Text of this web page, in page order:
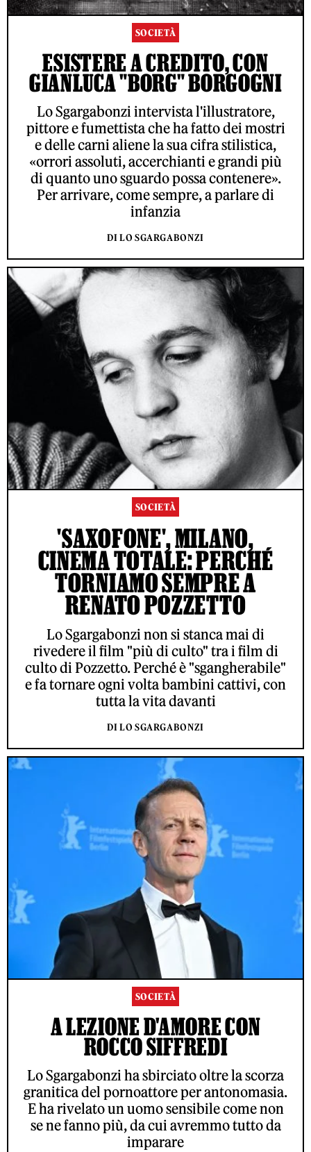
SOCIETÀ
ESISTERE A CREDITO, CON
GIANLUCA "BORG" BORGOGNI
Lo Sgargabonzi intervista l'illustratore,
pittore e fumettista che ha fatto dei mostri
e delle carni aliene la sua cifra stilistica,
«orrori assoluti, accerchianti e grandi più
di quanto uno sguardo possa contenere».
Per arrivare, come sempre, a parlare di
infanzia
DI LO SGARGABONZI
SOCIETÀ
'SAXOFONE', MILANO,
CINEMA TOTALE: PERCHÉ
TORNIAMO SEMPRE A
RENATO POZZETTO
Lo Sgargabonzi non si stanca mai di
rivedere il film "più di culto" tra i film di
culto di Pozzetto. Perché è "sgangherabile"
e fa tornare ogni volta bambini cattivi, con
tutta la vita davanti
DI LO SGARGABONZI
SOCIETÀ
A LEZIONE D'AMORE CON
ROCCO SIFFREDI
Lo Sgargabonzi ha sbirciato oltre la scorza
granitica del pornoattore per antonomasia.
E ha rivelato un uomo sensibile come non
se ne fanno più, da cui avremmo tutto da
imparare